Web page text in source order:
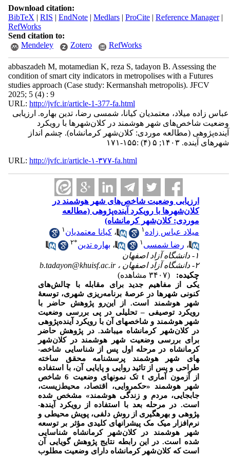
Download citation:
BibTeX | RIS | EndNote| Medlars| ProCite| Reference Manager|
RefWorks
Send citation to:
Mendeley
Zotero RefWorks
abbaszadeh M, motamedian K, reza S, tadayon B. Assessing the
condition of smart city indicators in metropolises with a Futures
studies approach (Case study: Kermanshah metropolis). JFCV
2025; 5 (4) : 9
URL: http://jvfc.ir/article-1-377-fa.html
عباس زاده میلاد، معتمدیان کیانا، شمسی رضا، تدین بهاره. ارزیابی
وضعیت شاخص‌های شهر هوشمند در کلان‌شهرها با رویکرد
آینده‌پژوهی (مطالعه موردی: کلان‌شهر کرمانشاه). چشم انداز
شهرهای آینده. ۱۴۰۳; ۵ (۴) :۱۵۵-۱۷۱
URL: http://jvfc.ir/article-۱-۳۷۷-fa.html
ارزیابی وضعیت شاخص‌های شهر هوشمند در
کلان‌شهرها با رویکرد آینده‌پژوهی (مطالعه
موردی: کلان‌شهر کرمانشاه)
میلاد عباس زاده ۱ ،کیانا معتمدیان ۱
، رضا شمسی ۱ ، بهاره تدین*۲
۱- دانشگاه آزاد اصفهان
۲- دانشگاه آزاد اصفهان ،
b.tadayon@khuisf.ac.ir
چکیده:
(۳۴۰۷ مشاهده)
یکی از مفاهیم جدید برای مقابله با
چالش‌های
کنونی شهرها در عرصۀ برنامه‌ریزی شهری، توسعۀ
شهر
هوشمند
است. از این‌رو پژوهش حاضر با
رویکرد توصیفی–تحلیلی در پی بررسی وضعیت
شهر هوشمند و شاخص­های آن با رویکرد آینده‌پژوهی
در کلان‌شهر کرمانشاه می­باشد. در پژوهش حاضر
برای بررسی وضعیت شهر هوشمند در کلان‌شهر
کرمانشاه در مرحله اول پس از شناسایی شاخص­
های شهر هوشمند پرسشنامه محقق ساخته
طراحی و پس از تائید روایی و پایایی آن، با استفاده
از آزمون آماری t
تک نمونه­ای وضعیت 6 شاخص
شهر هوشمند «حکمروایی، اقتصاد، محیط‌زیست،
جابجایی، مردم و زندگی هوشمند» مشخص شده
است. در مرحله بعد با استفاده از رویکرد آینده­
پژوهی و بهره­گیری از روش دلفی، پویش محیطی و
نرم‌افزار میک مک پیشران­های کلیدی مؤثر بر توسعه
شهر هوشمند در کلان‌شهر کرمانشاه شناسایی
شده است. در این رابطه نتایج پژوهش گویایی آن
است که کلان‌شهر کرمانشاه دارای وضعیت مطلوب